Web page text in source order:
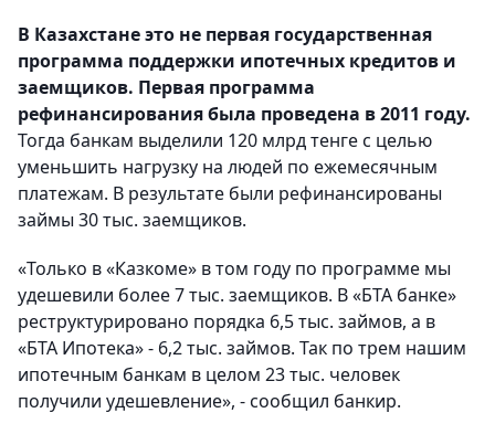
В Казахстане это не первая государственная
программа поддержки ипотечных кредитов и
заемщиков. Первая программа
рефинансирования была проведена в 2011 году.
Тогда банкам выделили 120 млрд тенге с целью
уменьшить нагрузку на людей по ежемесячным
платежам. В результате были рефинансированы
займы 30 тыс. заемщиков.
«Только в «Казкоме» в том году по программе мы
удешевили более 7 тыс. заемщиков. В «БТА банке»
реструктурировано порядка 6,5 тыс. займов, а в
«БТА Ипотека» - 6,2 тыс. займов. Так по трем нашим
ипотечным банкам в целом 23 тыс. человек
получили удешевление», - сообщил банкир.